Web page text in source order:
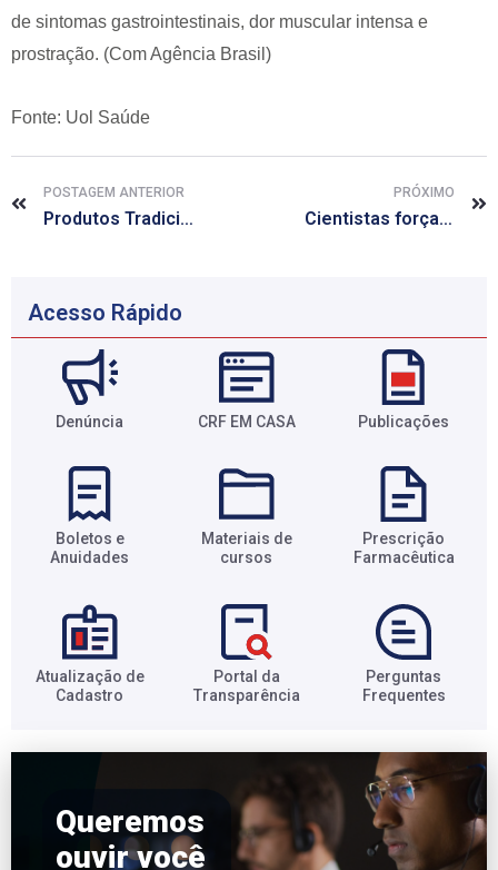
de sintomas gastrointestinais, dor muscular intensa e
prostração. (Com Agência Brasil)
Fonte: Uol Saúde
POSTAGEM ANTERIOR
Produtos Tradicionais Fitoterápicos já podem ser notificados pelo sistema da Anvisa
PRÓXIMO
Cientistas forçam vírus HIV a se expor às defesas do organismo
Acesso Rápido
Denúncia CRF EM CASA Publicações
Boletos e
Anuidades​
Materiais de
cursos​
Prescrição
Farmacêutica​
Atualização de
Cadastro​
Portal da
Transparência​
Perguntas
Frequentes​
Queremos
ouvir você